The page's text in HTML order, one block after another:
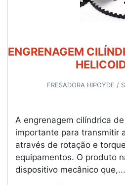
ENGRENAGEM
FRESADORA HIPOYDE /
A engrenagem cilíndrica
importante para transmitir
através de rotação e
equipamentos. O produto
dispositivo mecânico que,...